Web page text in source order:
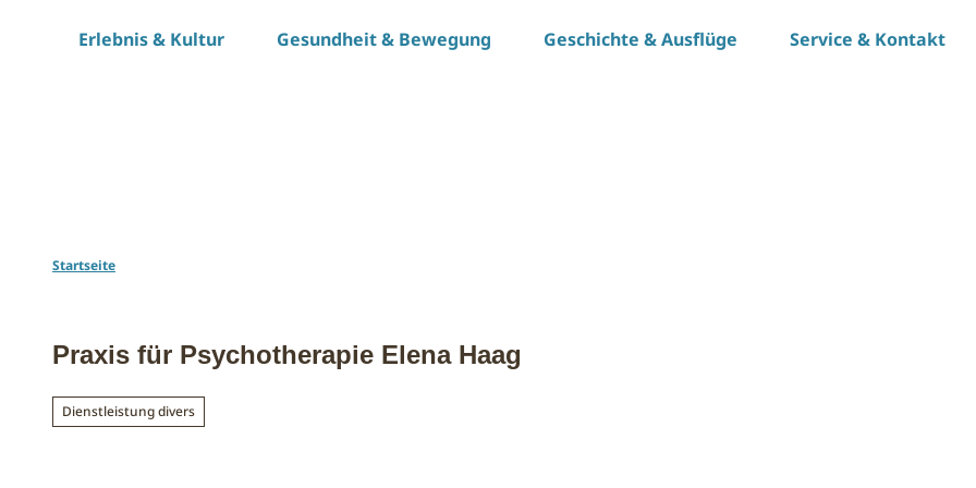
Erlebnis & Kultur Gesundheit & Bewegung Geschichte & Ausflüge Service & Kontakt
Startseite
Praxis für Psychotherapie Elena Haag
Dienstleistung divers